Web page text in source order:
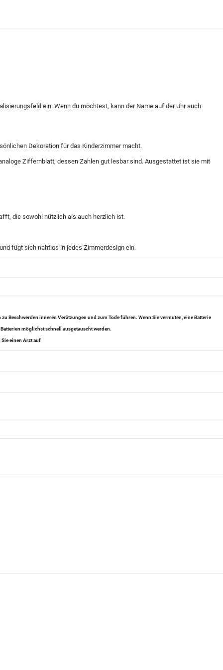
ein. Wenn du möchtest, kann der Name auf der Uhr auch
Dekoration für das Kinderzimmer macht.
Ziffernblatt, dessen Zahlen gut lesbar sind. Ausgestattet ist sie mit
die sowohl nützlich als auch herzlich ist.
fügt sich nahtlos in jedes Zimmerdesign ein.
Beschwerden inneren Verätzungen und zum Tode führen. Wenn Sie vermuten, eine Batterie
möglichst schnell ausgetauscht werden.
einen Arzt auf